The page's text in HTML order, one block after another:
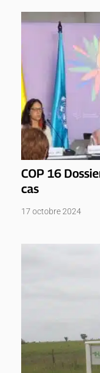
COP 16
cas
17 octobre 2024